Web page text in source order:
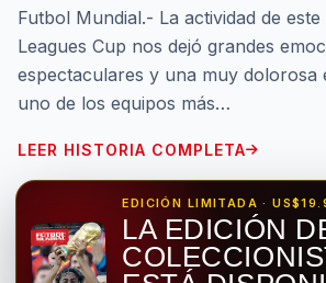
Futbol Mundial.- La actividad de
Leagues Cup nos dejó grandes
espectaculares y una muy dolorosa
uno de los equipos más…
LEER HISTORIA COMPLETA
EDICIÓN LIMITADA ·
LA EDICIÓN